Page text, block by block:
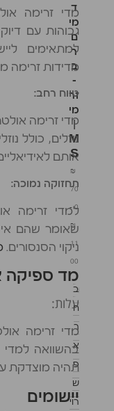
ד
מי
ם
ר
ב
-
זר
מי
|
M
S
₪
70
0
–
₪
11
00
ב
ח
ר
א
פ
ש
רוי
מדי זרימה
למתאימים
מדידות זרימה
טווח רחב:
מדי זרימה
נוזלים, כולל
אותם
תחזוקה נמוכה:
למדי זרימה
שאומר שהם
ניקוי הסנסורים.
מד ספיקה
עלות:
מדי זרימה
בהשוואה למדי
תהיה מוצדקת
יישומים